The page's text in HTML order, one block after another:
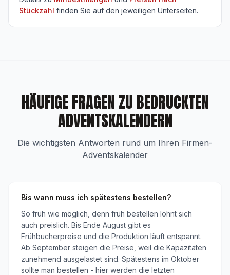
Stückzahl finden Sie auf den jeweiligen Unterseiten.
HÄUFIGE FRAGEN ZU BEDRUCKTEN
ADVENTSKALENDERN
Die wichtigsten Antworten rund um Ihren Firmen-
Adventskalender
Bis wann muss ich spätestens bestellen?
So früh wie möglich, denn früh bestellen lohnt sich
auch preislich. Bis Ende August gibt es
Frühbucherpreise und die Produktion läuft entspannt.
Ab September steigen die Preise, weil die Kapazitäten
zunehmend ausgelastet sind. Spätestens im Oktober
sollte man bestellen - hier werden die letzten